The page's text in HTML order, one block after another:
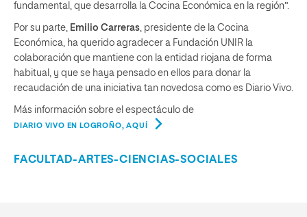
fundamental, que desarrolla la Cocina Económica en la región”.
Por su parte, Emilio Carreras , presidente de la Cocina
Económica, ha querido agradecer a Fundación UNIR la
colaboración que mantiene con la entidad riojana de forma
habitual, y que se haya pensado en ellos para donar la
recaudación de una iniciativa tan novedosa como es Diario Vivo.
Más información sobre el espectáculo de
DIARIO VIVO EN LOGROÑO, AQUÍ
FACULTAD-ARTES-CIENCIAS-SOCIALES